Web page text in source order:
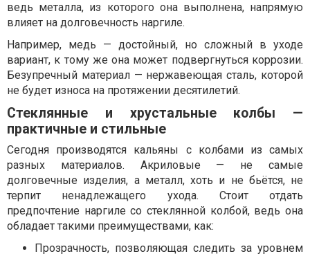
ведь металла, из которого она выполнена, напрямую
влияет на долговечность наргиле.
Например, медь — достойный, но сложный в уходе
вариант, к тому же она может подвергнуться коррозии.
Безупречный материал — нержавеющая сталь, которой
не будет износа на протяжении десятилетий.
Стеклянные и хрустальные колбы —
практичные и стильные
Сегодня производятся кальяны с колбами из самых
разных материалов. Акриловые — не самые
долговечные изделия, а металл, хоть и не бьётся, не
терпит ненадлежащего ухода. Стоит отдать
предпочтение наргиле со стеклянной колбой, ведь она
обладает такими преимуществами, как:
Прозрачность, позволяющая следить за уровнем